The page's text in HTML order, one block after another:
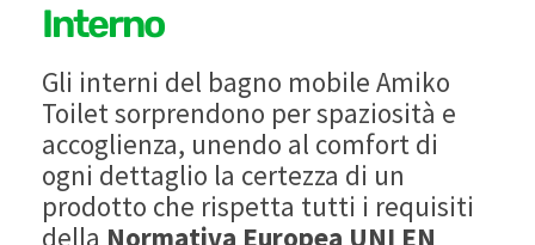
Interno
Gli interni del bagno mobile Amiko
Toilet sorprendono per spaziosità e
accoglienza, unendo al comfort di
ogni dettaglio la certezza di un
prodotto che rispetta tutti i requisiti
della Normativa Europea UNI EN